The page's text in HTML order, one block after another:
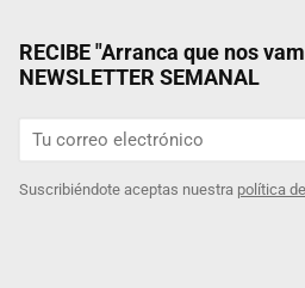
RECIBE "Arranca que nos
NEWSLETTER SEMANAL
Suscribiéndote aceptas nuestra política